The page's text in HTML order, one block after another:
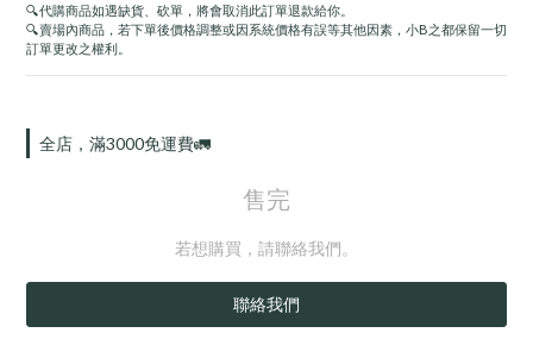
🔍代購商品如遇缺貨、砍單，將會取消此訂單退款給你。
🔍賣場內商品，若下單後價格調整或因系統價格有誤等其他因素，小B之都保留一切
訂單更改之權利。
全店，滿3000免運費🚛
售完
若想購買，請聯絡我們。
聯絡我們